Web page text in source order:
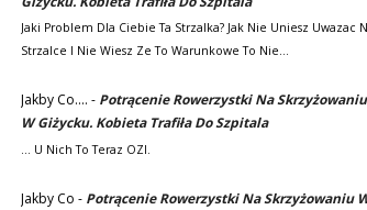
Jaki Problem Dla Ciebie Ta Strzalka? Jak Nie Uniesz Uwazac
Strzalce I Nie Wiesz Ze To Warunkowe To Nie…
Jakby Co.... - Potrącenie Rowerzystki Na Skrzyżowaniu
W Giżycku. Kobieta Trafiła Do Szpitala
... U Nich To Teraz OZI.
Jakby Co - Potrącenie Rowerzystki Na Skrzyżowaniu